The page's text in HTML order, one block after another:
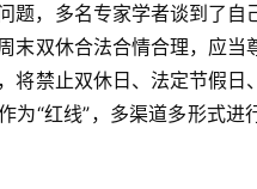
题，多名专家学者谈到了自
末双休合法合情合理，应当
将禁止双休日、法定节假日
为“红线”，多渠道多形式进